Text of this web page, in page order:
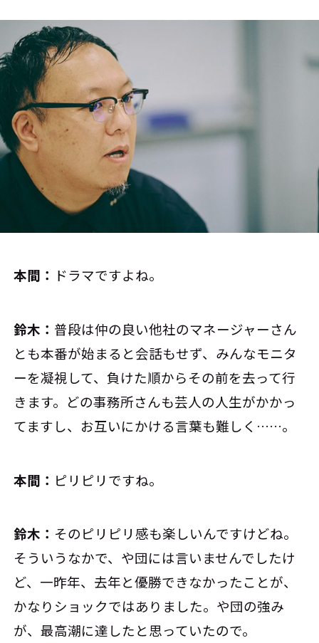
本間： ドラマですよね。
鈴木： 普段は仲の良い他社のマネージャーさん
とも本番が始まると会話もせず、みんなモニタ
ーを凝視して、負けた順からその前を去って行
きます。どの事務所さんも芸人の人生がかかっ
てますし、お互いにかける言葉も難しく……。
本間： ピリピリですね。
鈴木： そのピリピリ感も楽しいんですけどね。
そういうなかで、や団には言いませんでしたけ
ど、一昨年、去年と優勝できなかったことが、
かなりショックではありました。や団の強み
が、最高潮に達したと思っていたので。